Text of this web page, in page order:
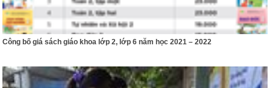
Công bố giá sách giáo khoa lớp 2, lớp 6 năm học 2021 – 2022